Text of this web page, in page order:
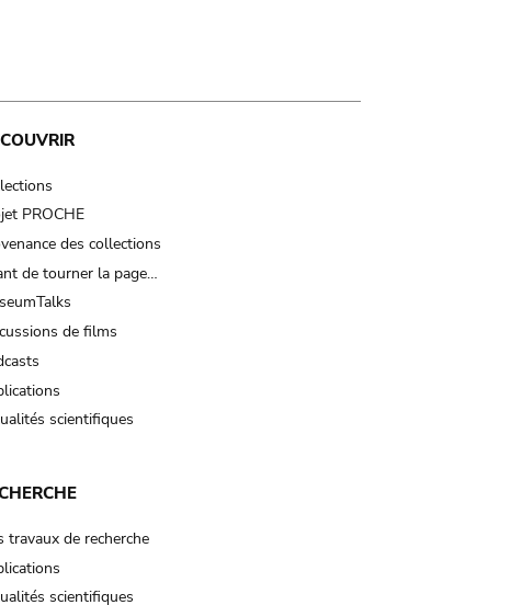
PROCHE
des collections
de tourner la page…
de films
scientifiques
travaux de recherche
scientifiques